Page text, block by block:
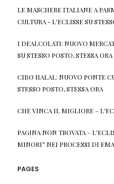
LE MASCHERE ITALIANE A
CULTURA - L'ECLISSESU
I DEALCOLATI: NUOVO
SUSTESSO POSTO, STESSA ORA
CIBO HALAL: NUOVO PONTE
STESSO POSTO, STESSA ORA
CHE VINCA IL MIGLIORE –
PAGINA NON TROVATA –
MINORI” NEI PROCESSI DI
PAGES